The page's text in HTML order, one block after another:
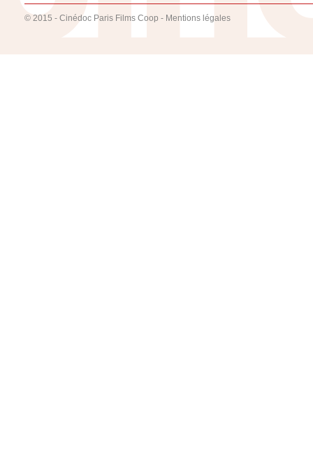
© 2015 - Cinédoc Paris Films Coop - Mentions légales